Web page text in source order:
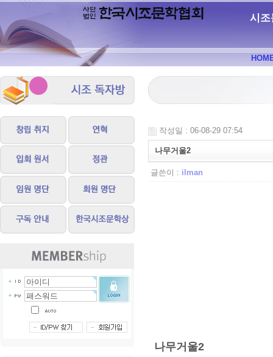
시조
작성일 : 06-08-29 07:54
나무거울2
글쓴이 : ilman
나무거울2